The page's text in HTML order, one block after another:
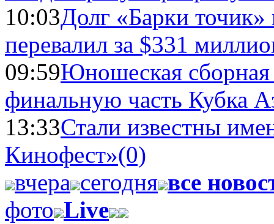
10:03Долг «Барки
перевалил за $331
09:59Юношеская
финальную часть Кубка
13:33Стали известны
Кинофест»(0)
вчера сегодня все
фото Live